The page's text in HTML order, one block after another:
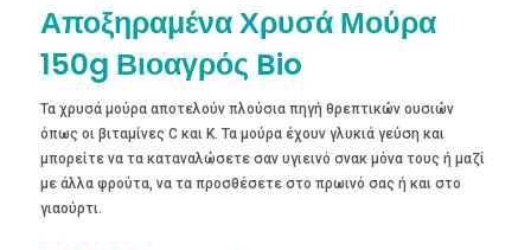
Αποξηραμένα Χρυσά Μούρα
150g Βιοαγρός Bio
Τα χρυσά μούρα αποτελούν πλούσια πηγή θρεπτικών ουσιών
όπως οι βιταμίνες C και Κ. Τα μούρα έχουν γλυκιά γεύση και
μπορείτε να τα καταναλώσετε σαν υγιεινό σνακ μόνα τους ή μαζί
με άλλα φρούτα, να τα προσθέσετε στο πρωινό σας ή και στο
γιαούρτι.